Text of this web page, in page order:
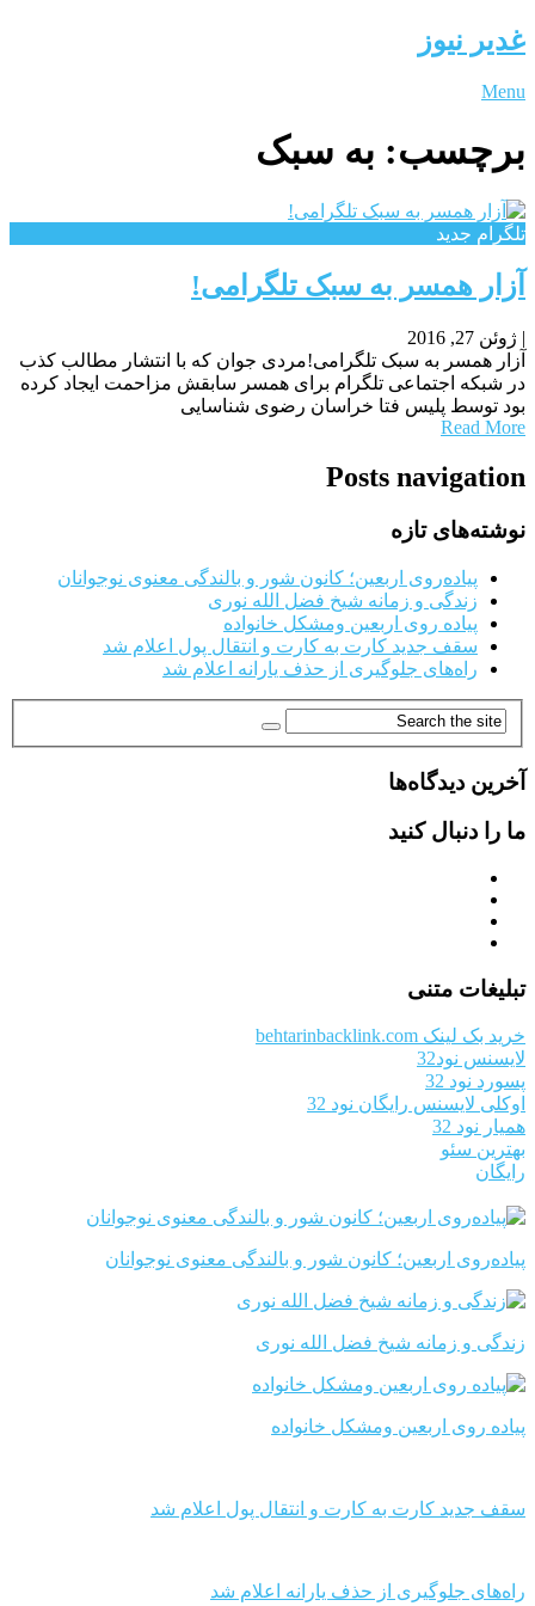
غدیر نیوز
Menu
برچسب: به سبک
تلگرام جدید
آزار همسر به سبک تلگرامی!
| ژوئن 27, 2016
آزار همسر به سبک تلگرامی!مردی جوان که با انتشار مطالب کذب
در شبکه اجتماعی تلگرام برای همسر سابقش مزاحمت ایجاد کرده
بود توسط پلیس فتا خراسان رضوی شناسایی
Read More
Posts navigation
نوشته‌های تازه
پیاده‌روی اربعین؛ کانون شور و بالندگی معنوی نوجوانان
زندگی و زمانه شیخ فضل الله نوری
پیاده روی اربعین ومشکل خانواده
سقف جدید کارت به کارت و انتقال پول اعلام شد
راه‌های جلوگیری از حذف یارانه اعلام شد
آخرین دیدگاه‌ها
ما را دنبال کنید
تبلیغات متنی
خرید بک لینک behtarinbacklink.com
لایسنس نود32
پسورد نود 32
اوکلی لایسنس رایگان نود 32
همیار نود 32
بهترین سئو
رایگان
پیاده‌روی اربعین؛ کانون شور و بالندگی معنوی نوجوانان
زندگی و زمانه شیخ فضل الله نوری
پیاده روی اربعین ومشکل خانواده
سقف جدید کارت به کارت و انتقال پول اعلام شد
راه‌های جلوگیری از حذف یارانه اعلام شد